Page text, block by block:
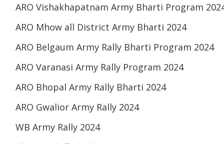
ARO Vishakhapatnam Army Bharti Program
ARO Mhow all District Army Bharti 2024
ARO Belgaum Army Rally Bharti Program 2024
ARO Varanasi Army Rally Program 2024
ARO Bhopal Army Rally Bharti 2024
ARO Gwalior Army Rally 2024
WB Army Rally 2024